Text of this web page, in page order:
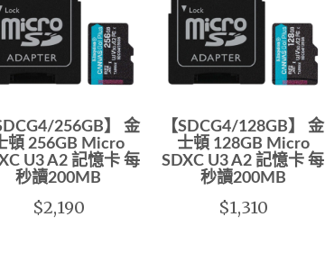
256GB】 金
頓 256GB Micro
U3 A2 記憶卡 每
秒讀200MB
$2,190
【SDCG4/128GB】 金
士頓 128GB Micro
SDXC U3 A2 記憶卡 每
秒讀200MB
$1,310